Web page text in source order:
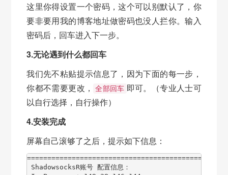
这里你得设置一个密码，这个可以别默认了，你
要非要用我的博客地址做密码也没人拦你。输入
密码后，回车进入下一步。
3.无论遇到什么都回车
我们先不粘贴提示信息了，因为下面的每一步，
你都不需要更改，
全部回车 即可。（专业人士可
以自行选择，自行操作）
4.安装完成
屏幕自己滚够了之后，提示如下信息：
ShadowsocksR账号 配置信息：